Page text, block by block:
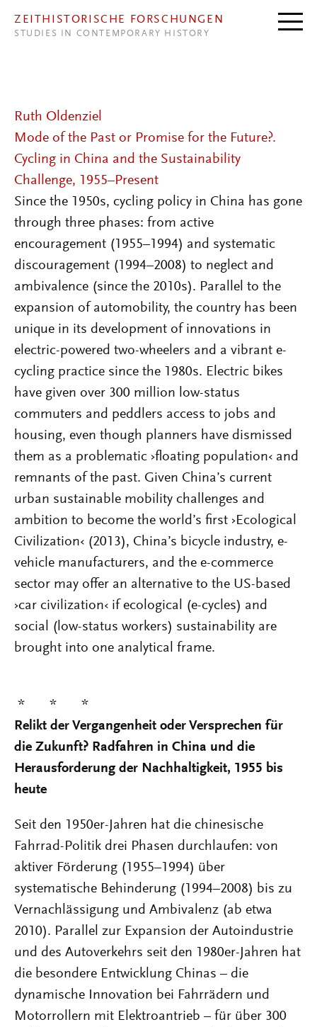
ZEITHISTORISCHE FORSCHUNGEN
STUDIES IN CONTEMPORARY HISTORY
Ruth Oldenziel
Mode of the Past or Promise for the Future?.
Cycling in China and the Sustainability
Challenge, 1955–Present
Since the 1950s, cycling policy in China has gone
through three phases: from active
encouragement (1955–1994) and systematic
discouragement (1994–2008) to neglect and
ambivalence (since the 2010s). Parallel to the
expansion of automobility, the country has been
unique in its development of innovations in
electric-powered two-wheelers and a vibrant e-
cycling practice since the 1980s. Electric bikes
have given over 300 million low-status
commuters and peddlers access to jobs and
housing, even though planners have dismissed
them as a problematic ›floating population‹ and
remnants of the past. Given China’s current
urban sustainable mobility challenges and
ambition to become the world’s first ›Ecological
Civilization‹ (2013), China’s bicycle industry, e-
vehicle manufacturers, and the e-commerce
sector may offer an alternative to the US-based
›car civilization‹ if ecological (e-cycles) and
social (low-status workers) sustainability are
brought into one analytical frame.
* * *
Relikt der Vergangenheit oder Versprechen für
die Zukunft? Radfahren in China und die
Herausforderung der Nachhaltigkeit, 1955 bis
heute
Seit den 1950er-Jahren hat die chinesische
Fahrrad-Politik drei Phasen durchlaufen: von
aktiver Förderung (1955–1994) über
systematische Behinderung (1994–2008) bis zu
Vernachlässigung und Ambivalenz (ab etwa
2010). Parallel zur Expansion der Autoindustrie
und des Autoverkehrs seit den 1980er-Jahren hat
die besondere Entwicklung Chinas – die
dynamische Innovation bei Fahrrädern und
Motorrollern mit Elektroantrieb – für über 300